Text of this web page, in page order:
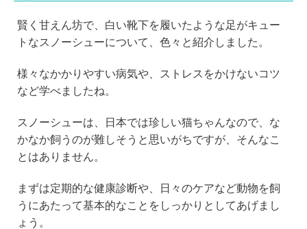
賢く甘えん坊で、白い靴下を履いたような足がキュー
トなスノーシューについて、色々と紹介しました。
様々なかかりやすい病気や、ストレスをかけないコツ
など学べましたね。
スノーシューは、日本では珍しい猫ちゃんなので、な
かなか飼うのが難しそうと思いがちですが、そんなこ
とはありません。
まずは定期的な健康診断や、日々のケアなど動物を飼
うにあたって基本的なことをしっかりとしてあげまし
ょう。